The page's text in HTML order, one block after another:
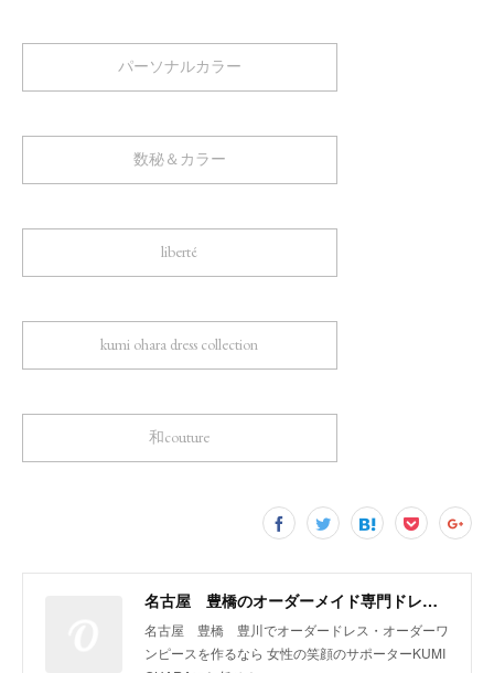
パーソナルカラー
数秘＆カラー
liberté
kumi ohara dress collection
和couture
名古屋 豊橋のオーダーメイド専門ドレスデザイナー KUMI OHARA
名古屋 豊橋 豊川でオーダードレス・オーダーワ
ンピースを作るなら 女性の笑顔のサポーターKUMI